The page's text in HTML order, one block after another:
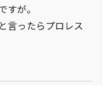
すが。
言ったらプロレス